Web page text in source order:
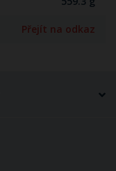
Přejít na odkaz